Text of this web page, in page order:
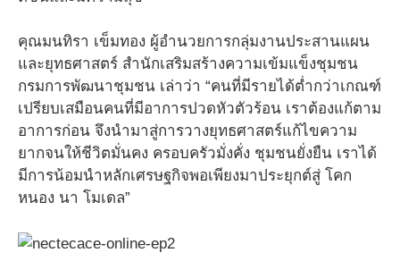
คุณมนทิรา เข็มทอง ผู้อำนวยการกลุ่มงานประสานแผน
และยุทธศาสตร์ สำนักเสริมสร้างความเข้มแข็งชุมชน
กรมการพัฒนาชุมชน เล่าว่า “คนที่มีรายได้ต่ำกว่าเกณฑ์
เปรียบเสมือนคนที่มีอาการปวดหัวตัวร้อน เราต้องแก้ตาม
อาการก่อน จึงนำมาสู่การวางยุทธศาสตร์แก้ไขความ
ยากจนให้ชีวิตมั่นคง ครอบครัวมั่งคั่ง ชุมชนยั่งยืน เราได้
มีการน้อมนำหลักเศรษฐกิจพอเพียงมาประยุกต์สู่ โคก
หนอง นา โมเดล”